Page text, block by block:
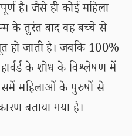
है। जैसे ही कोई महिला
के तुरंत बाद वह बच्चे से
हो जाती है। जबकि 100%
के शोध के विश्लेषण में
महिलाओं के पुरुषों से
बताया गया है।